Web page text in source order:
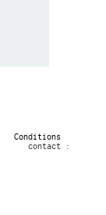
Conditions
contact :